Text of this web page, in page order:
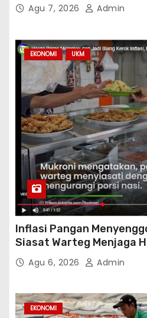
Agu 7, 2026 Admin
EKONOMI UKM
Inflasi Pangan
Siasat Warteg Menjaga
Terjangkau
Agu 6, 2026 Admin
EKONOMI